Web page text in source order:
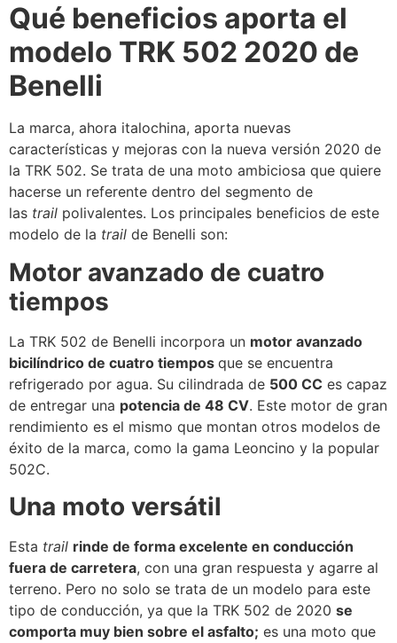
Qué beneficios aporta el
modelo TRK 502 2020 de
Benelli
La marca, ahora italochina, aporta nuevas
características y mejoras con la nueva versión 2020 de
la TRK 502. Se trata de una moto ambiciosa que quiere
hacerse un referente dentro del segmento de
las trail polivalentes. Los principales beneficios de este
modelo de la trail de Benelli son:
Motor avanzado de cuatro
tiempos
La TRK 502 de Benelli incorpora un motor avanzado
bicilíndrico de cuatro tiempos que se encuentra
refrigerado por agua. Su cilindrada de 500 CC es capaz
de entregar una potencia de 48 CV. Este motor de gran
rendimiento es el mismo que montan otros modelos de
éxito de la marca, como la gama Leoncino y la popular
502C.
Una moto versátil
Esta trail rinde de forma excelente en conducción
fuera de carretera, con una gran respuesta y agarre al
terreno. Pero no solo se trata de un modelo para este
tipo de conducción, ya que la TRK 502 de 2020 se
comporta muy bien sobre el asfalto; es una moto que